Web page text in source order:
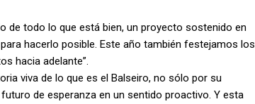
de todo lo que está bien, un proyecto sostenido en
hacerlo posible. Este año también festejamos los
hacia adelante”.
viva de lo que es el Balseiro, no sólo por su
de esperanza en un sentido proactivo. Y esta